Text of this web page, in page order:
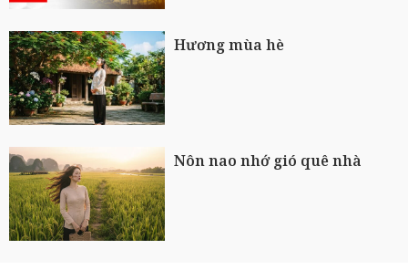
Hương mùa hè
Nôn nao nhớ gió quê nhà